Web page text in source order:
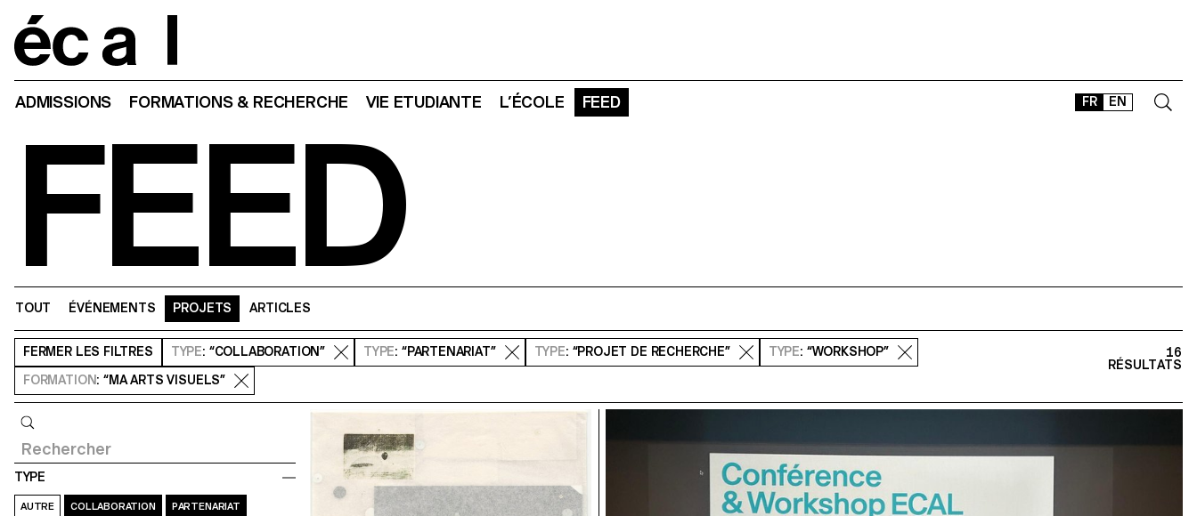
FR EN
ADMISSIONS FORMATIONS & RECHERCHE VIE ETUDIANTE L’ÉCOLE FEED
FEED
TOUT ÉVÉNEMENTS PROJETS ARTICLES
FERMER LES FILTRES TYPE: “COLLABORATION” TYPE: “PARTENARIAT” TYPE: “PROJET DE RECHERCHE” TYPE: “WORKSHOP”
FORMATION: “MA ARTS VISUELS”
16
RÉSULTATS
TYPE
AUTRE COLLABORATION PARTENARIAT